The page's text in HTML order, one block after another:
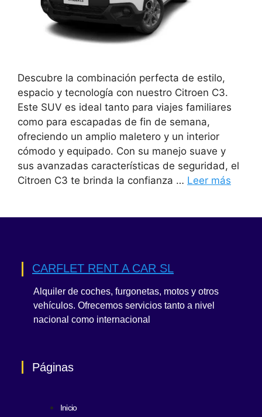
Descubre la combinación perfecta de estilo,
espacio y tecnología con nuestro Citroen C3.
Este SUV es ideal tanto para viajes familiares
como para escapadas de fin de semana,
ofreciendo un amplio maletero y un interior
cómodo y equipado. Con su manejo suave y
sus avanzadas características de seguridad, el
Citroen C3 te brinda la confianza … Leer más
CARFLET RENT A CAR SL
Alquiler de coches, furgonetas, motos y otros
vehículos. Ofrecemos servicios tanto a nivel
nacional como internacional
Páginas
Inicio